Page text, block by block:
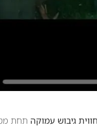
חווית גיבוש עמוקה תחת